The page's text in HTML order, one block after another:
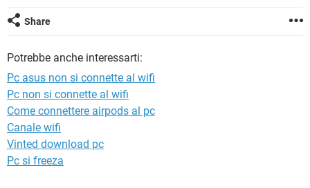
Share
Potrebbe anche interessarti:
Pc asus non si connette al wifi
Pc non si connette al wifi
Come connettere airpods al pc
Canale wifi
Vinted download pc
Pc si freeza